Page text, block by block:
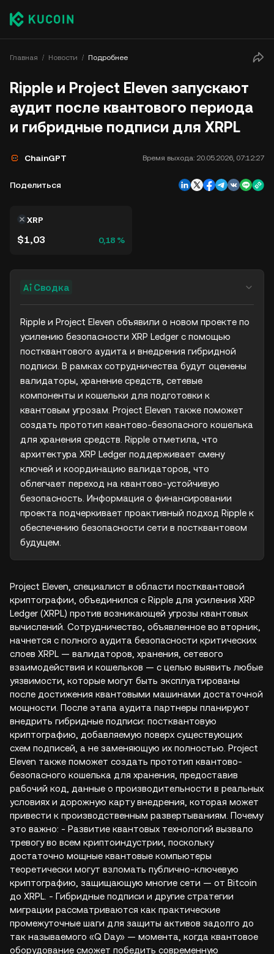
Главная Новости Подробнее
Ripple и Project Eleven запускают
аудит после квантового периода
и гибридные подписи для XRPL
ChainGPT Время выхода: 20.05.2026, 07:12:27
Поделиться
XRP
$1,03 0,18 %
Сводка
Ripple и Project Eleven объявили о новом проекте по
усилению безопасности XRP Ledger с помощью
постквантового аудита и внедрения гибридной
подписи. В рамках сотрудничества будут оценены
валидаторы, хранение средств, сетевые
компоненты и кошельки для подготовки к
квантовым угрозам. Project Eleven также поможет
создать прототип квантово-безопасного кошелька
для хранения средств. Ripple отметила, что
архитектура XRP Ledger поддерживает смену
ключей и координацию валидаторов, что
облегчает переход на квантово-устойчивую
безопасность. Информация о финансировании
проекта подчеркивает проактивный подход Ripple к
обеспечению безопасности сети в постквантовом
будущем.
Project Eleven, специалист в области постквантовой
криптографии, объединился с Ripple для усиления XRP
Ledger (XRPL) против возникающей угрозы квантовых
вычислений. Сотрудничество, объявленное во вторник,
начнется с полного аудита безопасности критических
слоев XRPL — валидаторов, хранения, сетевого
взаимодействия и кошельков — с целью выявить любые
уязвимости, которые могут быть эксплуатированы
после достижения квантовыми машинами достаточной
мощности. После этапа аудита партнеры планируют
внедрить гибридные подписи: постквантовую
криптографию, добавляемую поверх существующих
схем подписей, а не заменяющую их полностью. Project
Eleven также поможет создать прототип квантово-
безопасного кошелька для хранения, предоставив
рабочий код, данные о производительности в реальных
условиях и дорожную карту внедрения, которая может
привести к производственным развертываниям. Почему
это важно: - Развитие квантовых технологий вызвало
тревогу во всем криптоиндустрии, поскольку
достаточно мощные квантовые компьютеры
теоретически могут взломать публично-ключевую
криптографию, защищающую многие сети — от Bitcoin
до XRPL. - Гибридные подписи и другие стратегии
миграции рассматриваются как практические
промежуточные шаги для защиты активов задолго до
так называемого «Q Day» — момента, когда квантовое
оборудование сможет победить современную